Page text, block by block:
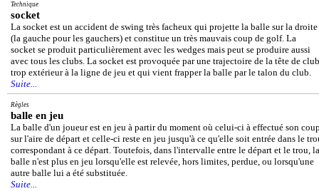
Technique
socket
La socket est un accident de swing très facheux qui projette la balle sur la droite
(la gauche pour les gauchers) et constitue un très mauvais coup de golf. La
socket se produit particulièrement avec les wedges mais peut se produire aussi
avec tous les clubs. La socket est provoquée par une trajectoire de la tête de club
trop extérieur à la ligne de jeu et qui vient frapper la balle par le talon du club.
Suite...
Règles
balle en jeu
La balle d'un joueur est en jeu à partir du moment où celui-ci à effectué son
sur l'aire de départ et celle-ci reste en jeu jusqu'à ce qu'elle soit entrée dans le
correspondant à ce départ. Toutefois, dans l'intervalle entre le départ et le trou, la
balle n'est plus en jeu lorsqu'elle est relevée, hors limites, perdue, ou lorsqu'une
autre balle lui a été substituée.
Suite...